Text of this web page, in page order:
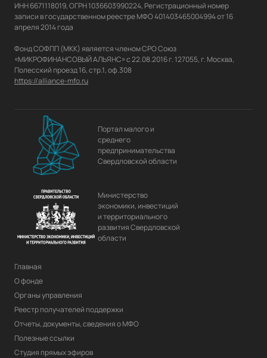
ИНН 6671118019, ОГРН 1036603990224, Регистрационный номер
записи в государственном реестре МФО 401403465004994 от 16
апреля 2014 года
Фонд СОФПП (МКК) является членом СРО Союз
«МИКРОФИНАНСОВЫЙ АЛЬЯНС» с 22.08.2016 г. 127055, г. Москва,
https://alliance-mfo.ru
Портал малого и
среднего
предпринимательства
Свердловской области
Министерство
экономики, инвестиций
и территориального
развития Свердловской
области
Главная
О фонде
Органы управления
Реестр получателей поддержки
Отчеты, документы, сведения о МФО
Полезные ссылки
Студия прямых эфиров